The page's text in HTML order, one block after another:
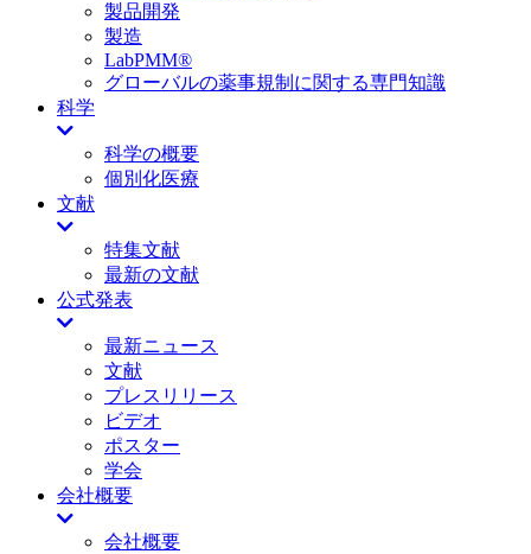
製品開発
製造
LabPMM®
グローバルの薬事規制に関する専門知識
科学
科学の概要
個別化医療
文献
特集文献
最新の文献
公式発表
最新ニュース
文献
プレスリリース
ビデオ
ポスター
学会
会社概要
会社概要